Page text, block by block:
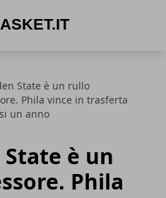
State è un rullo
Phila vince in trasferta
un anno
State è un
Phila